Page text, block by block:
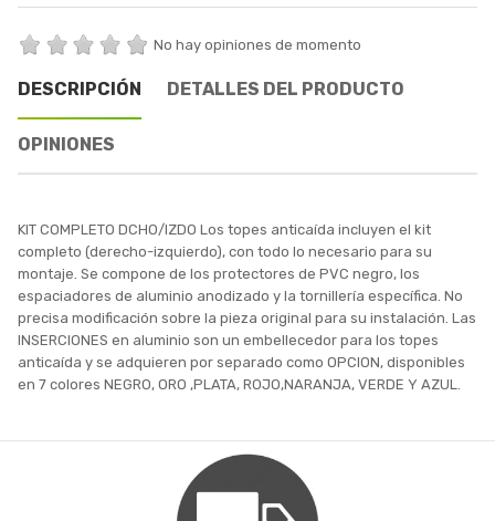
No hay opiniones de momento
DESCRIPCIÓN DETALLES DEL PRODUCTO
OPINIONES
KIT COMPLETO DCHO/IZDO Los topes anticaída incluyen el kit
completo (derecho-izquierdo), con todo lo necesario para su
montaje. Se compone de los protectores de PVC negro, los
espaciadores de aluminio anodizado y la tornillería específica. No
precisa modificación sobre la pieza original para su instalación. Las
INSERCIONES en aluminio son un embellecedor para los topes
anticaída y se adquieren por separado como OPCION, disponibles
en 7 colores NEGRO, ORO ,PLATA, ROJO,NARANJA, VERDE Y AZUL.